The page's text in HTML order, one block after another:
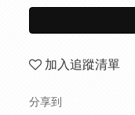
加入追蹤清單
分享到